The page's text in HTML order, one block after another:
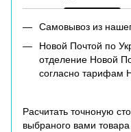
Самовывоз из
Новой Почтой по
отделение Новой
согласно тарифам
Расчитать точноную
выбраного вами